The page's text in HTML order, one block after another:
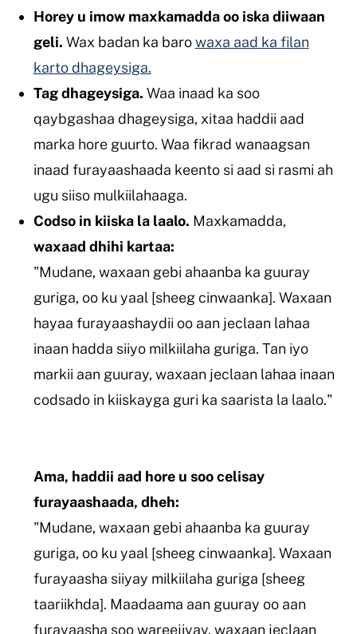
Horey u imow maxkamadda oo iska diiwaan
geli. Wax badan ka barowaxa aad ka filan
karto dhageysiga.
Tag dhageysiga. Waa inaad ka soo
qaybgashaa dhageysiga, xitaa haddii aad
marka hore guurto. Waa fikrad wanaagsan
inaad furayaashaada keento si aad si rasmi ah
ugu siiso mulkiilahaaga.
Codso in kiiska la laalo. Maxkamadda,
waxaad dhihi kartaa:
"Mudane, waxaan gebi ahaanba ka guuray
guriga, oo ku yaal [sheeg cinwaanka]. Waxaan
hayaa furayaashaydii oo aan jeclaan lahaa
inaan hadda siiyo milkiilaha guriga. Tan iyo
markii aan guuray, waxaan jeclaan lahaa inaan
codsado in kiiskayga guri ka saarista la laalo."
Ama, haddii aad hore u soo celisay
furayaashaada, dheh:
"Mudane, waxaan gebi ahaanba ka guuray
guriga, oo ku yaal [sheeg cinwaanka]. Waxaan
furayaasha siiyay milkiilaha guriga [sheeg
taariikhda]. Maadaama aan guuray oo aan
furayaasha soo wareejiyay, waxaan jeclaan